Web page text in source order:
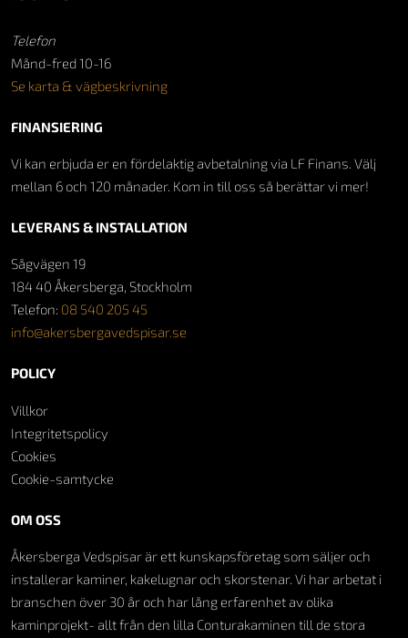
OM OSS
Åkersberga Vedspisar är ett kunskapsföretag som säljer och
installerar kaminer, kakelugnar och skorstenar. Vi har arbetat i
branschen över 30 år och har lång erfarenhet av olika
kaminprojekt- allt från den lilla Conturakaminen till de stora
Telefon
Månd-fred 10-16
Se karta & vägbeskrivning
FINANSIERING
Vi kan erbjuda er en fördelaktig avbetalning via LF Finans. Välj
mellan 6 och 120 månader. Kom in till oss så berättar vi mer!
LEVERANS & INSTALLATION
Sågvägen 19
184 40 Åkersberga, Stockholm
Telefon: 08 540 205 45
info@akersbergavedspisar.se
POLICY
Villkor
Integritetspolicy
Cookies
Cookie-samtycke